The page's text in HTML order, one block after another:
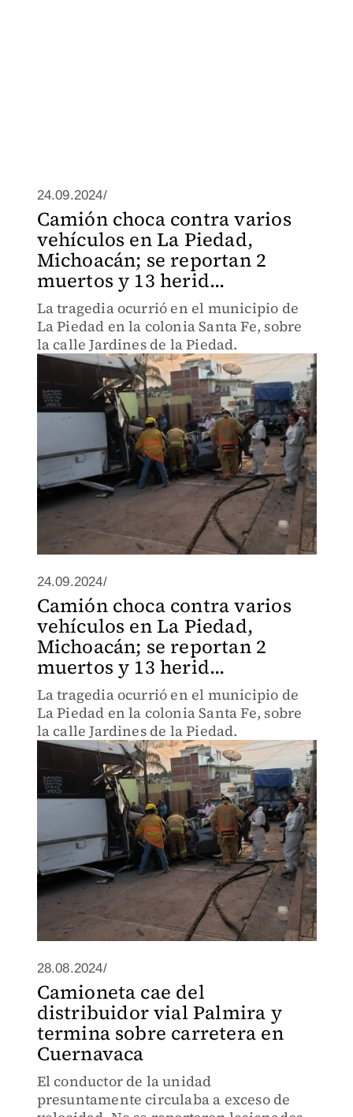
24.09.2024/
Camión choca contra varios
vehículos en La Piedad,
Michoacán; se reportan 2
muertos y 13 herid...
La tragedia ocurrió en el municipio de
La Piedad en la colonia Santa Fe, sobre
la calle Jardines de la Piedad.
24.09.2024/
Camión choca contra varios
vehículos en La Piedad,
Michoacán; se reportan 2
muertos y 13 herid...
La tragedia ocurrió en el municipio de
La Piedad en la colonia Santa Fe, sobre
la calle Jardines de la Piedad.
28.08.2024/
Camioneta cae del
distribuidor vial Palmira y
termina sobre carretera en
Cuernavaca
El conductor de la unidad
presuntamente circulaba a exceso de